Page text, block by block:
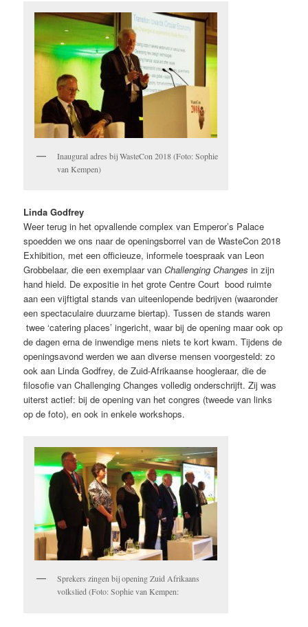
Inaugural adres bij WasteCon 2018 (Foto: Sophie
van Kempen)
Linda Godfrey
Weer terug in het opvallende complex van Emperor’s Palace
spoedden we ons naar de openingsborrel van de WasteCon 2018
Exhibition, met een officieuze, informele toespraak van Leon
Grobbelaar, die een exemplaar vanChallenging Changes in zijn
hand hield. De expositie in het grote Centre Court bood ruimte
aan een vijftigtal stands van uiteenlopende bedrijven (waaronder
een spectaculaire duurzame biertap). Tussen de stands waren
twee ‘catering places’ ingericht, waar bij de opening maar ook op
de dagen erna de inwendige mens niets te kort kwam. Tijdens de
openingsavond werden we aan diverse mensen voorgesteld: zo
ook aan Linda Godfrey, de Zuid-Afrikaanse hoogleraar, die de
filosofie van Challenging Changes volledig onderschrijft. Zij was
uiterst actief: bij de opening van het congres (tweede van links
op de foto), en ook in enkele workshops.
Sprekers zingen bij opening Zuid Afrikaans
volkslied (Foto: Sophie van Kempen: